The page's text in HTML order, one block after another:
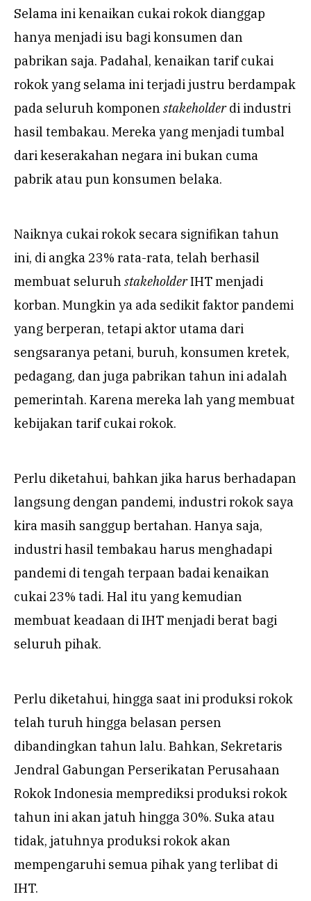
Selama ini kenaikan cukai rokok dianggap
hanya menjadi isu bagi konsumen dan
pabrikan saja. Padahal, kenaikan tarif cukai
rokok yang selama ini terjadi justru berdampak
pada seluruh komponen stakeholderdi industri
hasil tembakau. Mereka yang menjadi tumbal
dari keserakahan negara ini bukan cuma
pabrik atau pun konsumen belaka.
Naiknya cukai rokok secara signifikan tahun
ini, di angka 23% rata-rata, telah berhasil
membuat seluruh stakeholderIHT menjadi
korban. Mungkin ya ada sedikit faktor pandemi
yang berperan, tetapi aktor utama dari
sengsaranya petani, buruh, konsumen kretek,
pedagang, dan juga pabrikan tahun ini adalah
pemerintah. Karena mereka lah yang membuat
kebijakan tarif cukai rokok.
Perlu diketahui, bahkan jika harus berhadapan
langsung dengan pandemi, industri rokok saya
kira masih sanggup bertahan. Hanya saja,
industri hasil tembakau harus menghadapi
pandemi di tengah terpaan badai kenaikan
cukai 23% tadi. Hal itu yang kemudian
membuat keadaan di IHT menjadi berat bagi
seluruh pihak.
Perlu diketahui, hingga saat ini produksi rokok
telah turuh hingga belasan persen
dibandingkan tahun lalu. Bahkan, Sekretaris
Jendral Gabungan Perserikatan Perusahaan
Rokok Indonesia memprediksi produksi rokok
tahun ini akan jatuh hingga 30%. Suka atau
tidak, jatuhnya produksi rokok akan
mempengaruhi semua pihak yang terlibat di
IHT.